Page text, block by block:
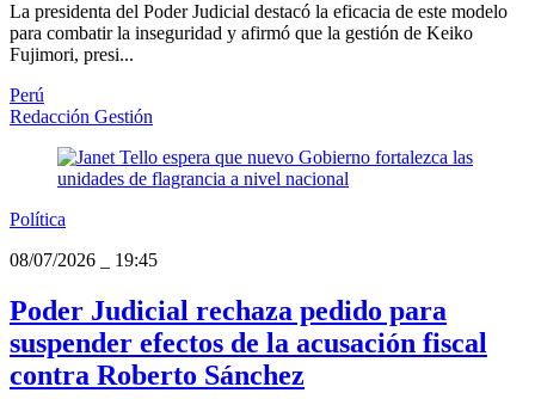
La presidenta del Poder Judicial destacó la eficacia de este modelo
para combatir la inseguridad y afirmó que la gestión de Keiko
Fujimori, presi...
Perú
Redacción Gestión
Política
08/07/2026
19:45
Poder Judicial rechaza pedido para
suspender efectos de la acusación fiscal
contra Roberto Sánchez